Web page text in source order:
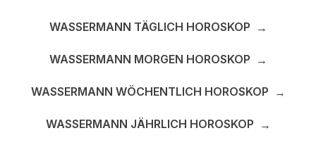
WASSERMANN TÄGLICH HOROSKOP →
WASSERMANN MORGEN HOROSKOP →
WASSERMANN WÖCHENTLICH HOROSKOP →
WASSERMANN JÄHRLICH HOROSKOP →